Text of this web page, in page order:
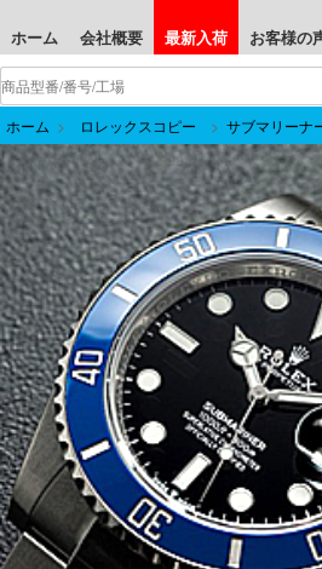
ホーム 会社概要 最新入荷 お客様の
ホーム > ロレックスコピー > サブマリーナ